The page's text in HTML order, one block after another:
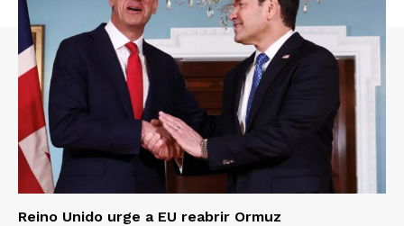
Reino Unido urge a EU reabrir Ormuz